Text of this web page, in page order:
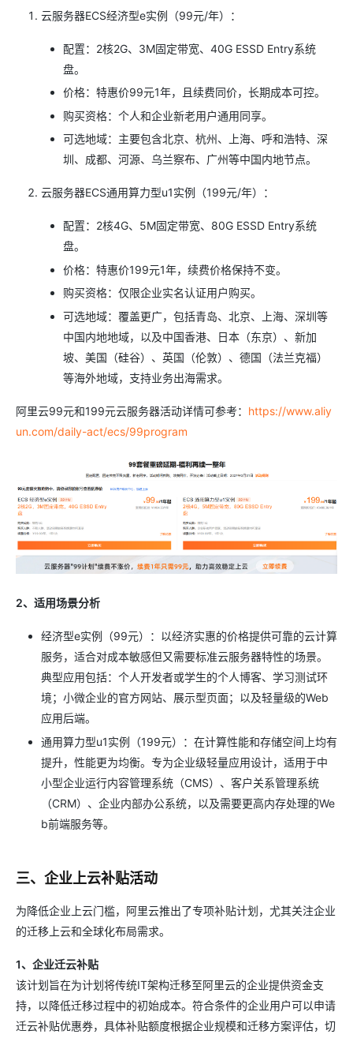
云服务器ECS经济型e实例（99元/年）：
配置：2核2G、3M固定带宽、40G ESSD Entry系统
盘。
价格：特惠价99元1年，且续费同价，长期成本可控。
购买资格：个人和企业新老用户通用同享。
可选地域：主要包含北京、杭州、上海、呼和浩特、深
圳、成都、河源、乌兰察布、广州等中国内地节点。
云服务器ECS通用算力型u1实例（199元/年）：
配置：2核4G、5M固定带宽、80G ESSD Entry系统
盘。
价格：特惠价199元1年，续费价格保持不变。
购买资格：仅限企业实名认证用户购买。
可选地域：覆盖更广，包括青岛、北京、上海、深圳等
中国内地地域，以及中国香港、日本（东京）、新加
坡、美国（硅谷）、英国（伦敦）、德国（法兰克福）
等海外地域，支持业务出海需求。
阿里云99元和199元云服务器活动详情可参考： https://www.aliy
un.com/daily-act/ecs/99program
2、适用场景分析
经济型e实例（99元）：以经济实惠的价格提供可靠的云计算
服务，适合对成本敏感但又需要标准云服务器特性的场景。
典型应用包括：个人开发者或学生的个人博客、学习测试环
境；小微企业的官方网站、展示型页面；以及轻量级的Web
应用后端。
通用算力型u1实例（199元）：在计算性能和存储空间上均有
提升，性能更为均衡。专为企业级轻量应用设计，适用于中
小型企业运行内容管理系统（CMS）、客户关系管理系统
（CRM）、企业内部办公系统，以及需要更高内存处理的We
b前端服务等。
三、企业上云补贴活动
为降低企业上云门槛，阿里云推出了专项补贴计划，尤其关注企业
的迁移上云和全球化布局需求。
1、企业迁云补贴
该计划旨在为计划将传统IT架构迁移至阿里云的企业提供资金支
持，以降低迁移过程中的初始成本。符合条件的企业用户可以申请
迁云补贴优惠券，具体补贴额度根据企业规模和迁移方案评估，切